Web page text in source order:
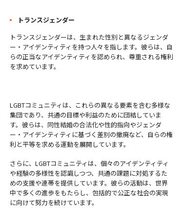
トランスジェンダー
トランスジェンダーは、生まれた性別と異なるジェンダ
ー・アイデンティティを持つ人々を指します。彼らは、自
らの正当なアイデンティティを認められ、尊重される権利
を求めています。
LGBTコミュニティは、これらの異なる要素を含む多様な
集団であり、共通の目標や利益のために団結していま
す。彼らは、同性結婚の合法化や性的指向やジェンダ
ー・アイデンティティに基づく差別の撤廃など、自らの権
利と平等を求める運動を展開しています。
さらに、LGBTコミュニティは、個々のアイデンティティ
や経験の多様性を認識しつつ、共通の課題に対処するた
めの支援や連帯を提供しています。彼らの活動は、世界
中で多くの進歩をもたらし、包括的で公正な社会の実現
に向けて努力を続けています。